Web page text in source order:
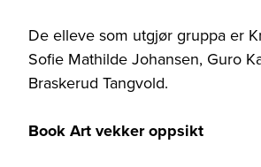
De elleve som utgjør gruppa er
Sofie Mathilde Johansen, Guro
Braskerud Tangvold.
Book Art vekker oppsikt